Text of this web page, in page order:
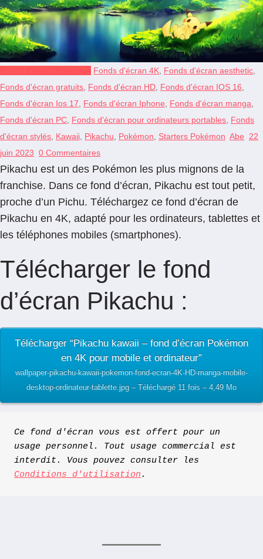
Fonds d'écran 4K, Fonds d'écran aesthetic,
Fonds d'écran gratuits, Fonds d'écran HD, Fonds d'écran IOS 16,
Fonds d'écran Ios 17, Fonds d'écran Iphone, Fonds d'écran manga,
Fonds d'écran PC, Fonds d'écran pour ordinateurs portables, Fonds
d'écran stylés, Kawaii, Pikachu, Pokémon, Starters Pokémon Abe 22
juin 2023 0 Commentaires
Pikachu est un des Pokémon les plus mignons de la
franchise. Dans ce fond d’écran, Pikachu est tout petit,
proche d’un Pichu. Téléchargez ce fond d’écran de
Pikachu en 4K, adapté pour les ordinateurs, tablettes et
les téléphones mobiles (smartphones).
Télécharger le fond
d’écran Pikachu :
Télécharger “Pikachu kawaii – fond d’écran Pokémon
en 4K pour mobile et ordinateur”
wallpaper-pikachu-kawaii-pokemon-fond-ecran-4K-HD-manga-mobile-
desktop-ordinateur-tablette.jpg – Téléchargé 11 fois – 4,49 Mo
Ce fond d'écran vous est offert pour un
usage personnel. Tout usage commercial est
Conditions d'utilisation .